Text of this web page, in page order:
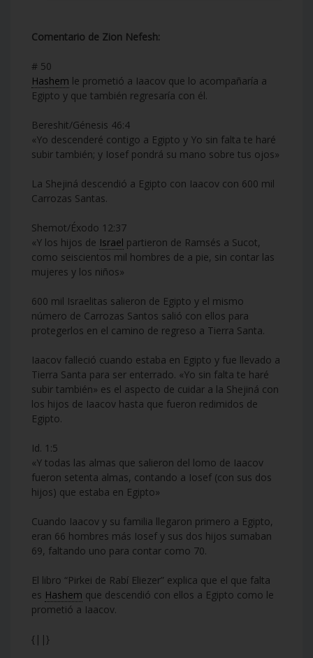
Comentario de Zion Nefesh:
# 50
Hashem le prometió a Iaacov que lo acompañaría a
Egipto y que también regresaría con él.
Bereshit/Génesis 46:4
«Yo descenderé contigo a Egipto y Yo sin falta te haré
subir también; y Iosef pondrá su mano sobre tus ojos»
La Shejiná descendió a Egipto con Iaacov con 600 mil
Carrozas Santas.
Shemot/Éxodo 12:37
«Y los hijos de Israel partieron de Ramsés a Sucot,
como seiscientos mil hombres de a pie, sin contar las
mujeres y los niños»
600 mil Israelitas salieron de Egipto y el mismo
número de Carrozas Santos salió con ellos para
protegerlos en el camino de regreso a Tierra Santa.
Iaacov falleció cuando estaba en Egipto y fue llevado a
Tierra Santa para ser enterrado. «Yo sin falta te haré
subir también» es el aspecto de cuidar a la Shejiná con
los hijos de Iaacov hasta que fueron redimidos de
Egipto.
Id. 1:5
«Y todas las almas que salieron del lomo de Iaacov
fueron setenta almas, contando a Iosef (con sus dos
hijos) que estaba en Egipto»
Cuando Iaacov y su familia llegaron primero a Egipto,
eran 66 hombres más Iosef y sus dos hijos sumaban
69, faltando uno para contar como 70.
El libro “Pirkei de Rabí Eliezer” explica que el que falta
es Hashem que descendió con ellos a Egipto como le
prometió a Iaacov.
{||}